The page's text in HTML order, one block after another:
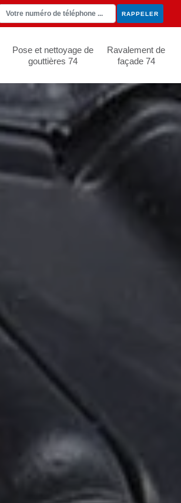
Pose et nettoyage de
gouttières 74
Ravalement de
façade 74